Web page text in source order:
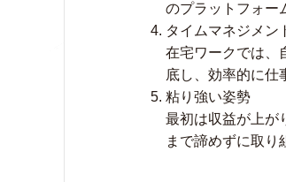
のプラットフォー
タイムマネジメン
在宅ワークでは、
底し、効率的に仕
粘り強い姿勢
最初は収益が上が
まで諦めずに取り